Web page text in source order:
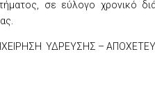
σε εύλογο χρονικό
ΥΔΡΕΥΣΗΣ –